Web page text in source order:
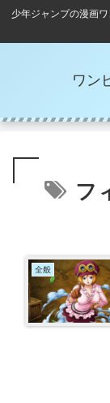
少年ジャンプの漫画
ワン
フ
全般